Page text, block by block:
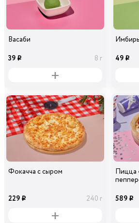
Васаби
39 i 8 г
Имбирь
49 i
Фокачча с сыром
229 i 240 г
Пицца
589 i